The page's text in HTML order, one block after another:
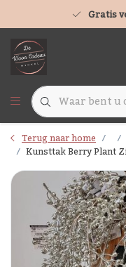
Gratis
Terug naar home
Kunsttak Berry Plant